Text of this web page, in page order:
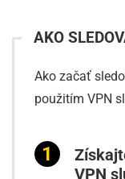
AKO
Ako začať
použitím VPN
VPN